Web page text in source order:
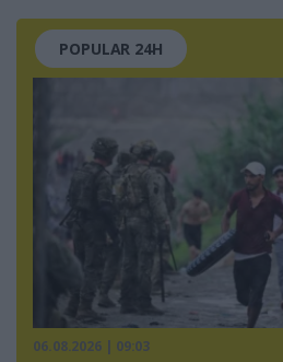
POPULAR 24H
06.08.2026 | 09:03